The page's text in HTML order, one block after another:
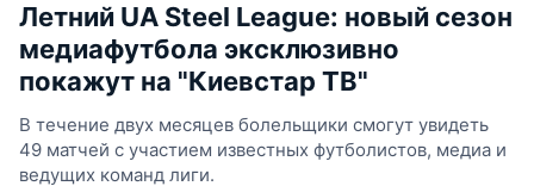
Летний UA Steel League: новый сезон
медиафутбола эксклюзивно
покажут на "Киевстар ТВ"
В течение двух месяцев болельщики смогут увидеть
49 матчей с участием известных футболистов, медиа и
ведущих команд лиги.